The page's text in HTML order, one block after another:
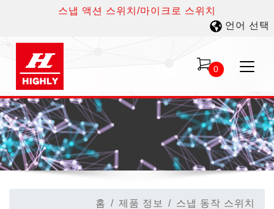
스냅 액션 스위치/마이크로 스위치
언어 선택
0
홈 제품 정보
스냅 동작 스위치